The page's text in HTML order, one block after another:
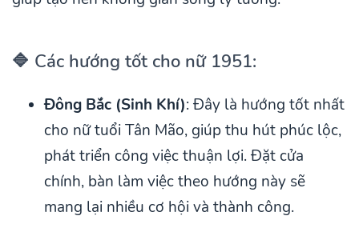
🔷 Các hướng tốt cho nữ 1951:
Đông Bắc (Sinh Khí): Đây là hướng tốt nhất
cho nữ tuổi Tân Mão, giúp thu hút phúc lộc,
phát triển công việc thuận lợi. Đặt cửa
chính, bàn làm việc theo hướng này sẽ
mang lại nhiều cơ hội và thành công.